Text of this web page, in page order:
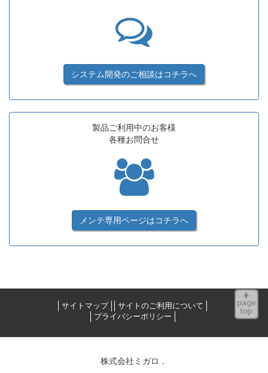
システム開発のご相談はコチラへ
製品ご利用中のお客様
各種お問合せ
メンテ専用ページはコチラへ
サイトマップ
サイトのご利用について
プライバシーポリシー
株式会社ミガロ．